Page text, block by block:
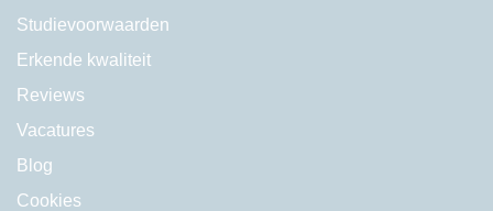
Studievoorwaarden
Erkende kwaliteit
Reviews
Vacatures
Blog
Cookies